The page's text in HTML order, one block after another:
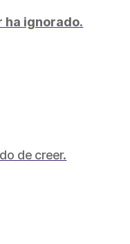
ha ignorado.
de creer.